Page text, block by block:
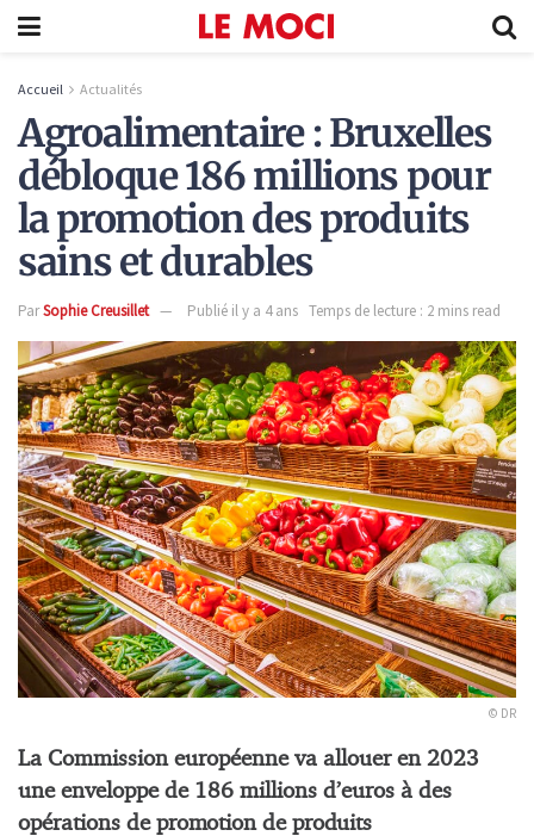
Accueil Actualités
Agroalimentaire : Bruxelles
débloque 186 millions pour
la promotion des produits
sains et durables
ParSophie Creusillet Publié il y a 4 ans Temps de lecture : 2 mins read
© DR
La Commission européenne va allouer en 2023
une enveloppe de 186 millions d’euros à des
opérations de promotion de produits